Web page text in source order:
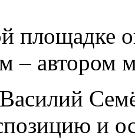
площадке
– автором
и